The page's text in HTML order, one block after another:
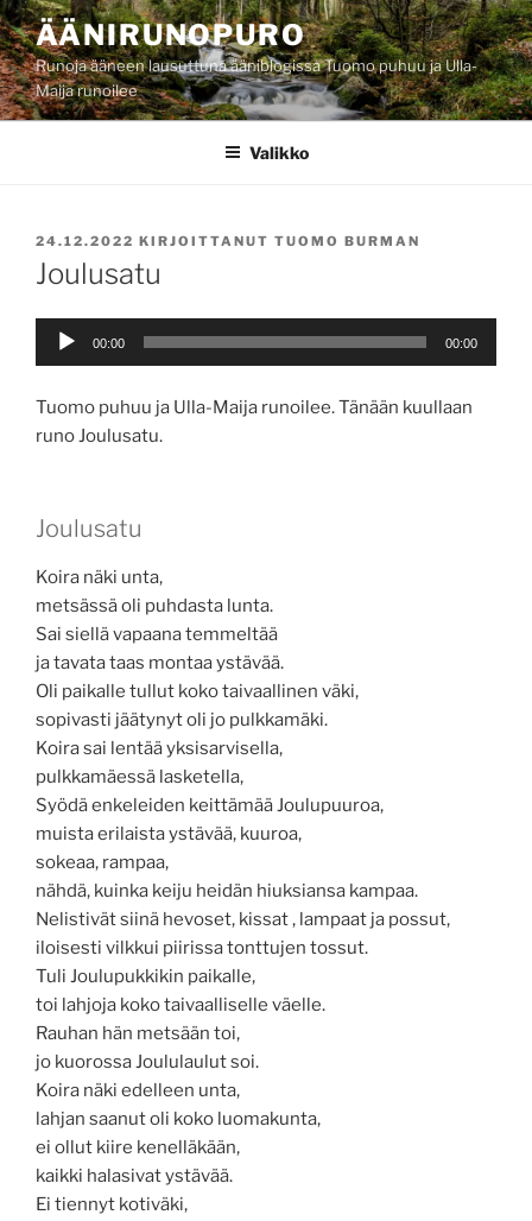
Siirry
sisältöönÄÄNIRUNOPURO
Runoja ääneen lausuttuna ääniblogissa Tuomo puhuu ja Ulla-
Maija runoilee
Valikko
JULKAISTU
24.12.2022 KIRJOITTANUT TUOMO BURMAN
Joulusatu
Äänitoistin
00:00 00:00
Tuomo puhuu ja Ulla-Maija runoilee. Tänään kuullaan
runo Joulusatu.
Joulusatu
Koira näki unta,
metsässä oli puhdasta lunta.
Sai siellä vapaana temmeltää
ja tavata taas montaa ystävää.
Oli paikalle tullut koko taivaallinen väki,
sopivasti jäätynyt oli jo pulkkamäki.
Koira sai lentää yksisarvisella,
pulkkamäessä lasketella,
Syödä enkeleiden keittämää Joulupuuroa,
muista erilaista ystävää, kuuroa,
sokeaa, rampaa,
nähdä, kuinka keiju heidän hiuksiansa kampaa.
Nelistivät siinä hevoset, kissat , lampaat ja possut,
iloisesti vilkkui piirissa tonttujen tossut.
Tuli Joulupukkikin paikalle,
toi lahjoja koko taivaalliselle väelle.
Rauhan hän metsään toi,
jo kuorossa Joululaulut soi.
Koira näki edelleen unta,
lahjan saanut oli koko luomakunta,
ei ollut kiire kenelläkään,
kaikki halasivat ystävää.
Ei tiennyt kotiväki,